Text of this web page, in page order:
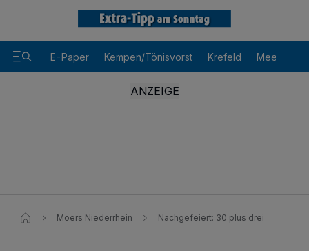
E-Paper Kempen/Tönisvorst Krefeld Meerbusch
Moers Niederrhein Nachgefeiert: 30 plus drei